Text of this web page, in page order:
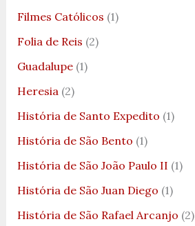
Filmes Católicos (1)
Folia de Reis (2)
Guadalupe(1)
Heresia(2)
História de Santo Expedito (1)
História de São Bento (1)
História de São João Paulo II (1)
História de São Juan Diego (1)
História de São Rafael Arcanjo (2)